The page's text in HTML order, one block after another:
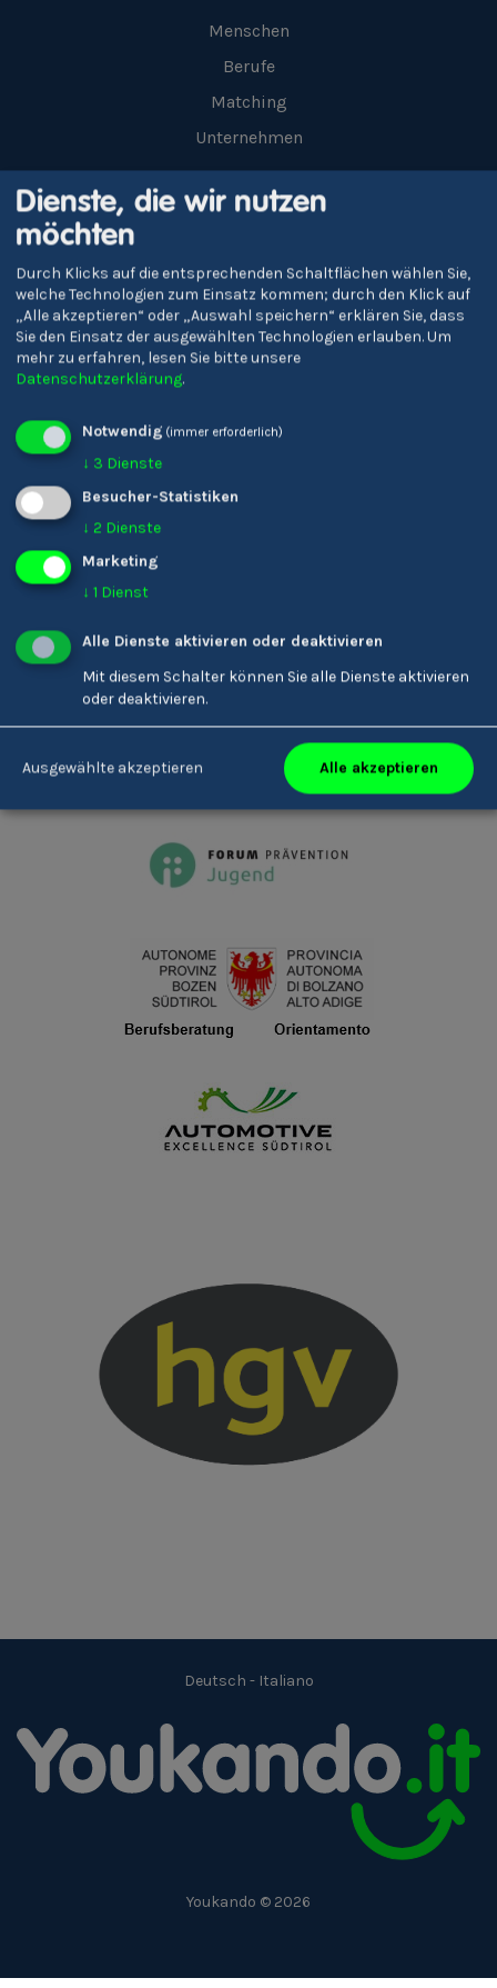
Menschen
Berufe
Matching
Unternehmen
Über uns
Über Uns
Impressum
Privacy
Talfergasse 4
Partner
Deutsch - Italiano
Youkando © 2026
Dienste, die wir nutzen
möchten
Durch Klicks auf die entsprechenden Schaltflächen wählen Sie,
welche Technologien zum Einsatz kommen; durch den Klick auf
„Alle akzeptieren“ oder „Auswahl speichern“ erklären Sie, dass
Sie den Einsatz der ausgewählten Technologien erlauben.Um
mehr zu erfahren, lesen Sie bitte unsere
Datenschutzerklärung.
Notwendig (immer erforderlich)
↓ 3 Dienste
Besucher-Statistiken
↓ 2 Dienste
Marketing
↓ 1 Dienst
Alle Dienste aktivieren oder deaktivieren
Mit diesem Schalter können Sie alle Dienste aktivieren
oder deaktivieren.
Ausgewählte akzeptieren Alle akzeptieren